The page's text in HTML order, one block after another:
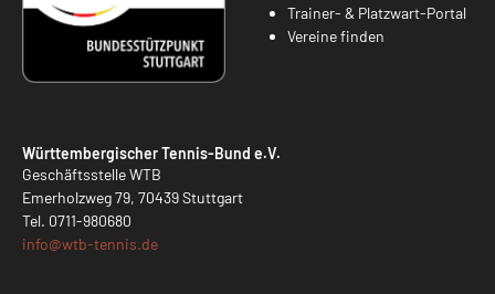
Trainer- & Platzwart-Portal
Vereine finden
Württembergischer Tennis-Bund e.V.
Geschäftsstelle WTB
Emerholzweg 79, 70439 Stuttgart
Tel. 0711-980680
info@wtb-tennis.de